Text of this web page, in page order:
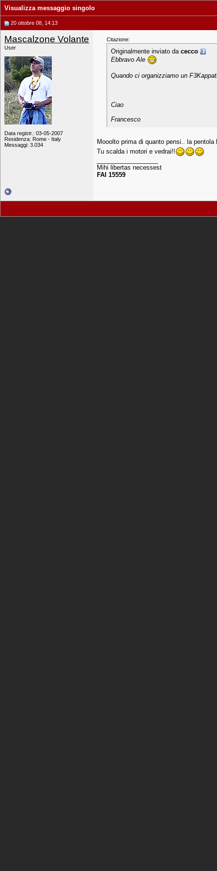
Visualizza messaggio singolo
20 ottobre 08, 14:13
Mascalzone Volante
User
Data registr.: 03-05-2007
Residenza: Rome - Italy
Messaggi: 3.034
Citazione:
Originalmente inviato da cecco
Ebbravo Ale
Quando ci organizziamo un
Ciao
Francesco
Mooolto prima di quanto pensi.. la
Tu scalda i motori e vedrai!!
Mihi libertas necessest
FAI 15559